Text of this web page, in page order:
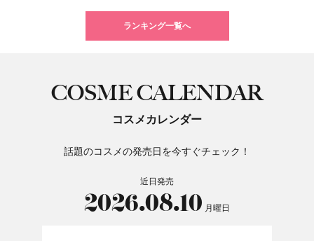
ランキング一覧へ
COSME CALENDAR
コスメカレンダー
話題のコスメの発売日を今すぐチェック！
近日発売
2026.08.10 月曜日